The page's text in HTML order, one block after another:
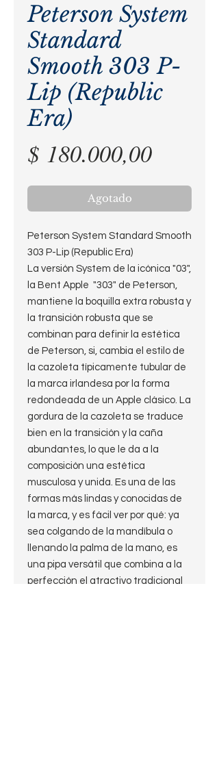
Peterson System
Standard
Smooth 303 P-
Lip (Republic
Era)
$ 180.000,00Precio
Agotado
Peterson System Standard Smooth
303 P-Lip (Republic Era)
La versión System de la icónica "03",
la Bent Apple "303" de Peterson,
mantiene la boquilla extra robusta y
la transición robusta que se
combinan para definir la estética
de Peterson, si, cambia el estilo de
la cazoleta típicamente tubular de
la marca irlandesa por la forma
redondeada de un Apple clásico. La
gordura de la cazoleta se traduce
bien en la transición y la caña
abundantes, lo que le da a la
composición una estética
musculosa y unida. Es una de las
formas más lindas y conocidas de
la marca, y es fácil ver por qué: ya
sea colgando de la mandíbula o
llenando la palma de la mano, es
una pipa versátil que combina a la
perfección el atractivo tradicional